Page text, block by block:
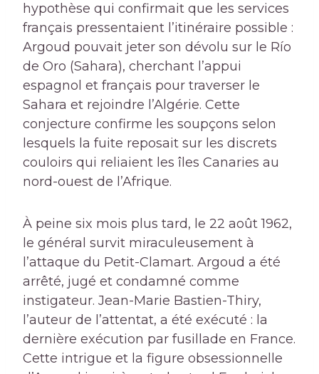
hypothèse qui confirmait que les services
français pressentaient l’itinéraire possible :
Argoud pouvait jeter son dévolu sur le Río
de Oro (Sahara), cherchant l’appui
espagnol et français pour traverser le
Sahara et rejoindre l’Algérie. Cette
conjecture confirme les soupçons selon
lesquels la fuite reposait sur les discrets
couloirs qui reliaient les îles Canaries au
nord-ouest de l’Afrique.
À peine six mois plus tard, le 22 août 1962,
le général survit miraculeusement à
l’attaque du Petit-Clamart. Argoud a été
arrêté, jugé et condamné comme
instigateur. Jean-Marie Bastien-Thiry,
l’auteur de l’attentat, a été exécuté : la
dernière exécution par fusillade en France.
Cette intrigue et la figure obsessionnelle